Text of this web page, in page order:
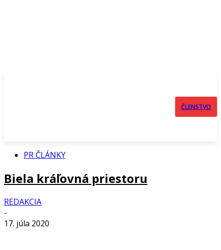
ČLENSTVO
PR ČLÁNKY
Biela kráľovná priestoru
REDAKCIA
-
17. júla 2020